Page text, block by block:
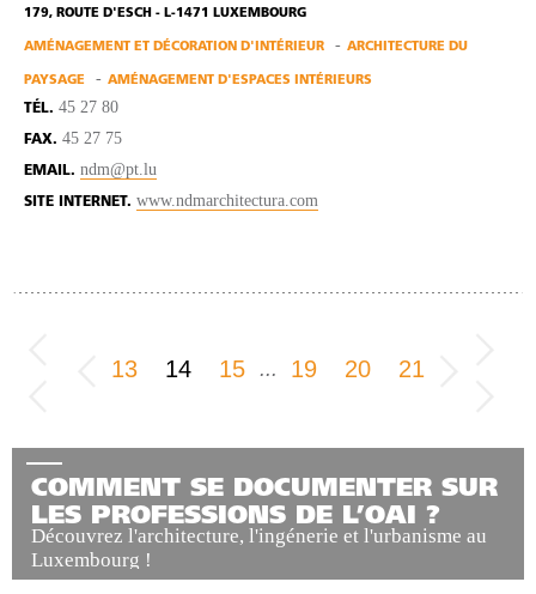
179, ROUTE D'ESCH - L-1471 LUXEMBOURG
AMÉNAGEMENT ET DÉCORATION D'INTÉRIEUR ARCHITECTURE DU
PAYSAGE AMÉNAGEMENT D'ESPACES INTÉRIEURS
TÉL. 45 27 80
FAX. 45 27 75
EMAIL. ndm@pt.lu
SITE INTERNET. www.ndmarchitectura.com
13 14 15 ... 19 20 21
COMMENT SE DOCUMENTER SUR
LES PROFESSIONS DE L’OAI ?
Découvrez l'architecture, l'ingénerie et l'urbanisme au
Luxembourg !